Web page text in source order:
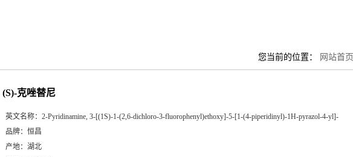
您当前的位置： 网站首页
(S)-克唑替尼
英文名称： 2-Pyridinamine, 3-[(1S)-1-(2,6-dichloro-3-fluorophenyl)ethoxy]-5-[1-(4-piperidinyl)-1H-pyrazol-4-yl]-
品牌： 恒昌
产地： 湖北